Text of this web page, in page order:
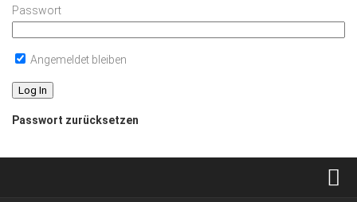
Passwort
Angemeldet bleiben
Passwort zurücksetzen